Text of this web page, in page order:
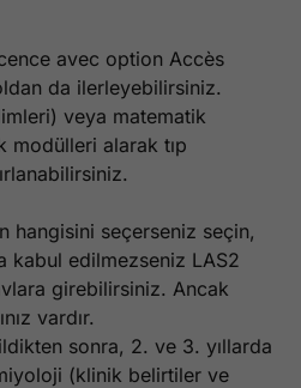
avec option Accès
da ilerleyebilirsiniz.
veya matematik
modülleri alarak tıp
hangisini seçerseniz seçin,
kabul edilmezseniz LAS2
girebilirsiniz. Ancak
vardır.
sonra, 2. ve 3. yıllarda
(klinik belirtiler ve